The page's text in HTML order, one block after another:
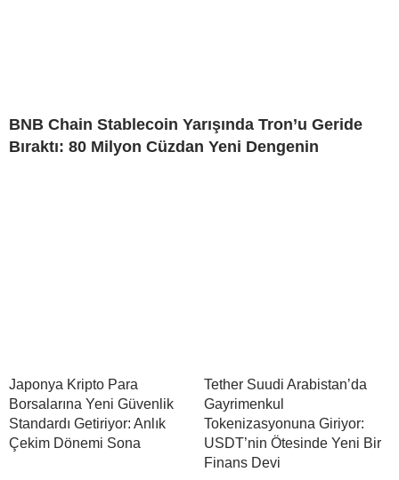
BNB Chain Stablecoin Yarışında Tron’u Geride
Bıraktı: 80 Milyon Cüzdan Yeni Dengenin
Japonya Kripto Para
Borsalarına Yeni Güvenlik
Standardı Getiriyor: Anlık
Çekim Dönemi Sona
Tether Suudi Arabistan’da
Gayrimenkul
Tokenizasyonuna Giriyor:
USDT’nin Ötesinde Yeni Bir
Finans Devi